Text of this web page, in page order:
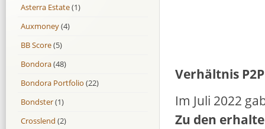
Verhältnis
Im Juli 2022
Zu den
Asterra Estate(1)
Auxmoney(4)
BB Score(5)
Bondora(48)
Bondora Portfolio (22)
Bondster(1)
Crosslend (2)